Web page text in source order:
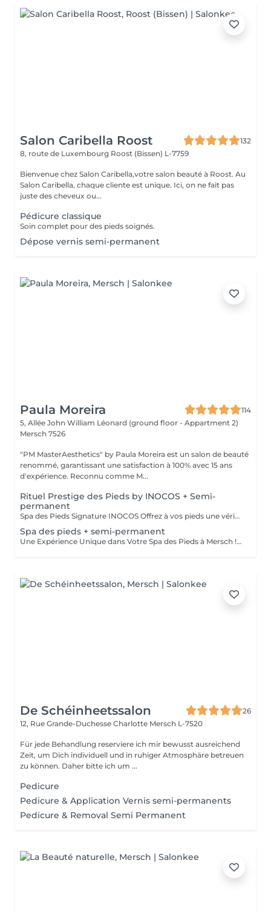
Salon Caribella Roost
132
8, route de Luxembourg Roost (Bissen) L-7759
Bienvenue chez Salon Caribella,votre salon beauté à Roost. Au
Salon Caribella, chaque cliente est unique. Ici, on ne fait pas
juste des cheveux ou...
Pédicure classique
Soin complet pour des pieds soignés.
Dépose vernis semi-permanent
Paula Moreira
114
5, Allée John William Léonard (ground floor - Appartment 2)
Mersch 7526
"PM MasterAesthetics" by Paula Moreira est un salon de beauté
renommé, garantissant une satisfaction à 100% avec 15 ans
d'expérience. Reconnu comme M...
Rituel Prestige des Pieds by INOCOS + Semi-
permanent
Spa des Pieds Signature INOCOS Offrez à vos pieds une véritable parenthèse de bien-être avec notre nouveau soin Spa des Pieds Signature INOCOS. Durée : 1h15 Le rituel comprend : Bain relaxant aux sels parfumés pour détendre et préparer les pieds. Nettoyage avec une mousse hygiénisante aux huiles essentielles d'eucalyptus, de lavande et de tea tree. Gommage exfoliant aux grains naturels, enrichi en huile de jojoba et panthénol, pour éliminer les cellules mortes et retrouver une peau douce. Élimination douce des callosités et des rugosités superficielles. Pose de vernis semi-permanent pour une finition élégante et durable. Hydratation intense grâce à la crème aux actifs nourrissants (urée, acide hyaluronique, panthénol et niacinamide), accompagnée d'un massage relaxant pour une sensation de légèreté et de confort. Résultat : Des pieds parfaitement soignés, doux, hydratés et sublimés, dans une ambiance de détente absolue. Contre-indications Ce soin ne peut pas être réalisé en cas de : * Mycose des pieds ou des ongles ; * Plaies, coupures ou infections ; * Verrues plantaires ; * Eczéma, psoriasis ou autres maladies de la peau au niveau des pieds ; * Pied diabétique ou troubles circulatoires sans avis médical ; * Toute autre pathologie nécessitant une prise en charge par un podologue ou un médecin.
Spa des pieds + semi-permanent
Une Expérience Unique dans Votre Spa des Pieds à Mersch ! Bain de pieds spécial Immersion dans de l'eau tiède avec des sels de l'Himalaya, des pétales de rose ou des herbes apaisantes. Pour une touche de luxe supplémentaire, nous ajoutons du lait et du miel pour une action hydratante et adoucissante. Gommage Utilisation d'exfoliants naturels haut de gamme, tels que le sucre brun, l'huile de coco ou le marc de café, pour activer la circulation. Technique de massage pour éliminer les impuretés et laisser la peau douce et revitalisée. Hydratation intensive Application d'un masque hydratant au beurre de karité et au collagène, enveloppé dans un film thermique pour une absorption en profondeur. Massage relaxant Massage réalisé avec des huiles essentielles d'argan, de lavande ou d'amande douce. Finition VIP Application d'un sérum nutritif et d'une crème hydratante pour une peau soyeuse. Finition avec un vernis semi-permanent. Un espace réservé et exclusif, garantissant intimité et un service d'excellence.
De Schéinheetssalon
26
12, Rue Grande-Duchesse Charlotte Mersch L-7520
Für jede Behandlung reserviere ich mir bewusst ausreichend
Zeit, um Dich individuell und in ruhiger Atmosphäre betreuen
zu können. Daher bitte ich um ...
Pedicure
Pedicure & Application Vernis semi-permanents
Pedicure & Removal Semi Permanent